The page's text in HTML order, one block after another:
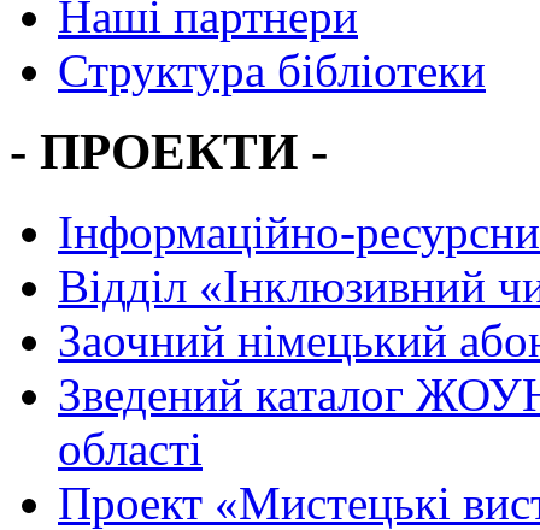
Наші партнери
Структура бібліотеки
- ПРОЕКТИ -
Інформаційно-
Вiддiл «Інклюзивний
Заочний німецький
Зведений каталог
області
Проект «Мистецькі